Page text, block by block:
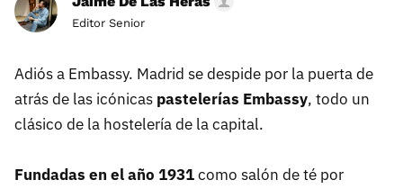
Editor Senior
Adiós a Embassy. Madrid se despide por la puerta de
atrás de las icónicas pastelerías Embassy, todo un
clásico de la hostelería de la capital.
Fundadas en el año 1931como salón de té por